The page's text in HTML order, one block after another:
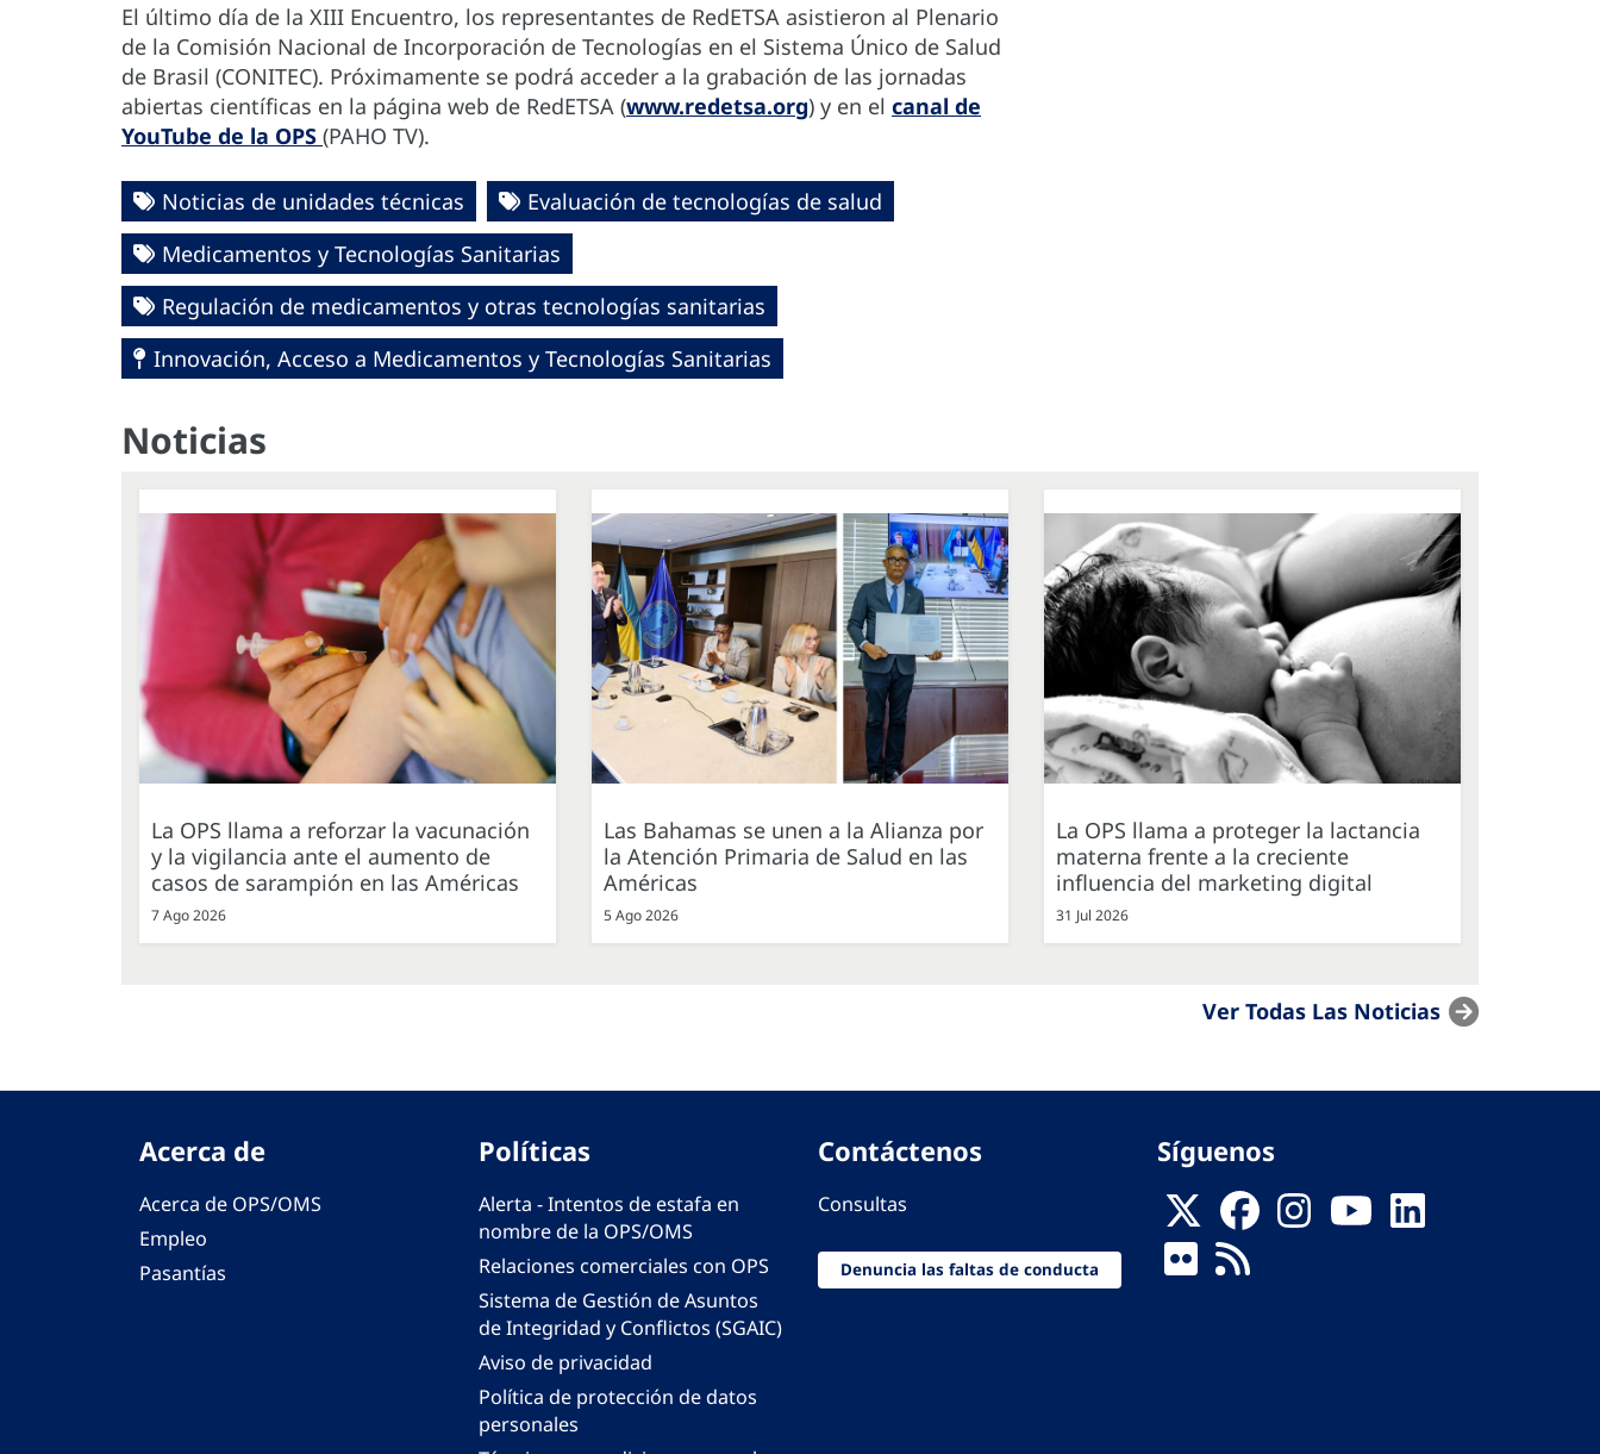
El último día de la XIII Encuentro, los representantes de RedETSA asistieron al Plenario
de la Comisión Nacional de Incorporación de Tecnologías en el Sistema Único de Salud
de Brasil (CONITEC). Próximamente se podrá acceder a la grabación de las jornadas
abiertas científicas en la página web de RedETSA (www.redetsa.org) y en el canal de
YouTube de la OPS (PAHO TV).
Noticias de unidades técnicas
Evaluación de tecnologías de salud
Medicamentos y Tecnologías Sanitarias
Regulación de medicamentos y otras tecnologías sanitarias
Innovación, Acceso a Medicamentos y Tecnologías Sanitarias
Noticias
La OPS llama a reforzar la vacunación
y la vigilancia ante el aumento de
casos de sarampión en las Américas
7 Ago 2026
Las Bahamas se unen a la Alianza por
la Atención Primaria de Salud en las
Américas
5 Ago 2026
La OPS llama a proteger la lactancia
materna frente a la creciente
influencia del marketing digital
31 Jul 2026
Ver Todas Las Noticias
Acerca de
Acerca de OPS/OMS
Empleo
Pasantías
Políticas
Alerta - Intentos de estafa en
nombre de la OPS/OMS
Relaciones comerciales con OPS
Sistema de Gestión de Asuntos
de Integridad y Conflictos (SGAIC)
Aviso de privacidad
Política de protección de datos
personales
Contáctenos
Consultas
Denuncia las faltas de conducta
Síguenos